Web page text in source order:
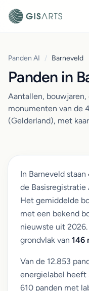
Panden AI / Barneveld
Panden in
Aantallen,
monumenten van de
(Gelderland), met
In Barneveld staan
de
Het gemiddelde
met een bekend
nieuwste uit
grondvlak van 146
Van de 12.853
energielabel heeft
610 panden met